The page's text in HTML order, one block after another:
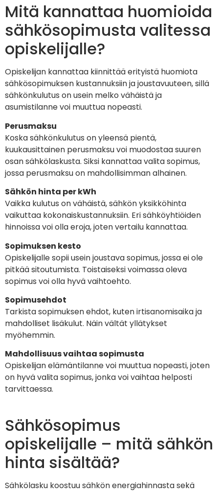
Mitä kannattaa huomioida
sähkösopimusta valitessa
opiskelijalle?
Opiskelijan kannattaa kiinnittää erityistä huomiota
sähkösopimuksen kustannuksiin ja joustavuuteen, sillä
sähkönkulutus on usein melko vähäistä ja
asumistilanne voi muuttua nopeasti.
Perusmaksu
Koska sähkönkulutus on yleensä pientä,
kuukausittainen perusmaksu voi muodostaa suuren
osan sähkölaskusta. Siksi kannattaa valita sopimus,
jossa perusmaksu on mahdollisimman alhainen.
Sähkön hinta per kWh
Vaikka kulutus on vähäistä, sähkön yksikköhinta
vaikuttaa kokonaiskustannuksiin. Eri sähköyhtiöiden
hinnoissa voi olla eroja, joten vertailu kannattaa.
Sopimuksen kesto
Opiskelijalle sopii usein joustava sopimus, jossa ei ole
pitkää sitoutumista. Toistaiseksi voimassa oleva
sopimus voi olla hyvä vaihtoehto.
Sopimusehdot
Tarkista sopimuksen ehdot, kuten irtisanomisaika ja
mahdolliset lisäkulut. Näin vältät yllätykset
myöhemmin.
Mahdollisuus vaihtaa sopimusta
Opiskelijan elämäntilanne voi muuttua nopeasti, joten
on hyvä valita sopimus, jonka voi vaihtaa helposti
tarvittaessa.
Sähkösopimus
opiskelijalle – mitä sähkön
hinta sisältää?
Sähkölasku koostuu sähkön energiahinnasta sekä